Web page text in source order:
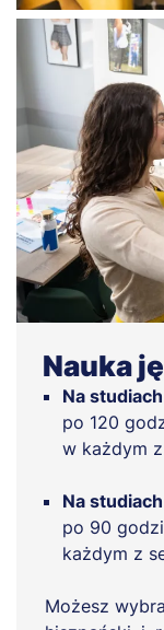
Nauka
Na
po 120
w każdym
Na
po 90
każdym z
Możesz